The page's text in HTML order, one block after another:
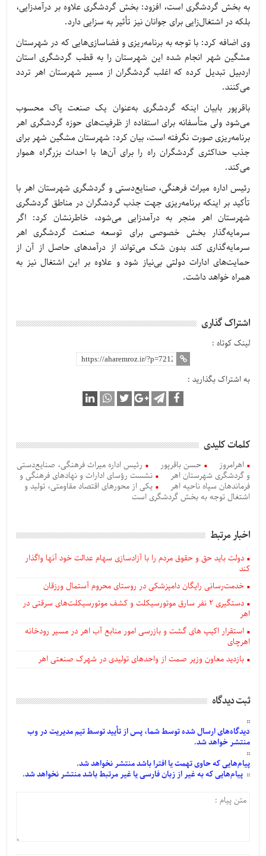
به بخش گردشگری است، افزود: بخش گردشگری علاوه بر درآمدزایی،
بلکه در اشتغال‌زایی برای جوانان نیز تأثیر به سزایی دارد.
وی اضافه کرد: با توجه به برنامه‌ریزی و فضاسازی‌هایی که در شهرستان
مشگین شهر انجام شده این شهرستان را به قطب گردشگری استان
اردبیل تبدیل کرده که اغلب گردشگران از مسیر شهرستان اهر تردد
می‌کنند.
باقرپور بابیان اینکه گردشگری به‌عنوان یک صنعت پاک محسوب
می‌شود ولی متأسفانه برای استفاده از ظرفیت‌های حوزه گردشگری اهر
برنامه‌ریزی صورت نگرفته است، بیان کرد: شهرستان مشگین شهر برای
جذب حداکثری گردشگران راه را برای آن‌ها با احداث بزرگراه هموار
می‌کند.
رئیس اداره میراث فرهنگی، صنایع‌دستی و گردشگری شهرستان اهر با
تأکید بر اینکه برنامه‌ریزی جهت جذب گردشگران در مناطق گردشگری
شهرستان اهر منجر به درآمدزایی می‌شود، خاطرنشان کرد: اگر
سرمایه‌گذار بخش خصوصی برای توسعه صنعت گردشگری اهر
سرمایه‌گذاری کند بدون شک می‌تواند از درآمدهای حاصل از آن از
حمایت‌های ادارات دولتی بی‌نیاز شود و علاوه بر این اشتغال نیز به
همراه خواهد داشت.
اشتراک گذاری
لینک کوتاه :
به اشتراک بگذارید :
کلمات کلیدی
اهرامروز حسن باقرپور
رئیس اداره میراث فرهنگی، صنایع‌دستی
و گردشگری شهرستان اهر
نشست رؤسای ادارات و نهادهای فرهنگی و
فرماندهان سپاه ناحیه اهر
یکی از محورهای اقتصاد مقاومتی، تولید و
اشتغال توجه به بخش گردشگری است
اخبار مرتبط
دولت باید حق و حقوق مردم را با آزادسازی سهام عدالت خود آنها واگذار
کند
خدمت‌رسانی رایگان دامپزشکی در روستای محروم آستمال ورزقان
دستگيری ۲ نفر سارق موتورسیکلت و کشف موتورسیکلت‌های سرقتی در
اهر
استقرار اکیپ های گشت و بازرسی امور منابع آب اهر در مسیر رودخانه
اهرچای
بازدید معاون وزیر صمت از واحدهای تولیدی در شهرک صنعتی اهر
ثبت دیدگاه
دیدگاه‌هایارسالشدهتوسط شما، پس ازتأییدتوسط تیم مدیریت در وب
منتشر خواهد شد.
پیام‌هاییکه حاوی تهمت یا افترا باشد منتشر نخواهد شد.
پیام‌هاییکه به غیر از زبان فارسی یا غیر مرتبط باشد منتشر نخواهد شد.